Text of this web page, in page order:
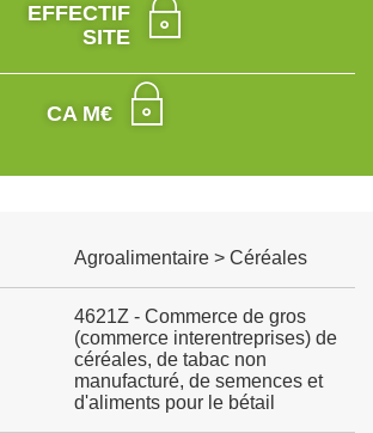
EFFECTIF
SITE
CA M€
Agroalimentaire > Céréales
4621Z - Commerce de gros
(commerce interentreprises) de
céréales, de tabac non
manufacturé, de semences et
d'aliments pour le bétail